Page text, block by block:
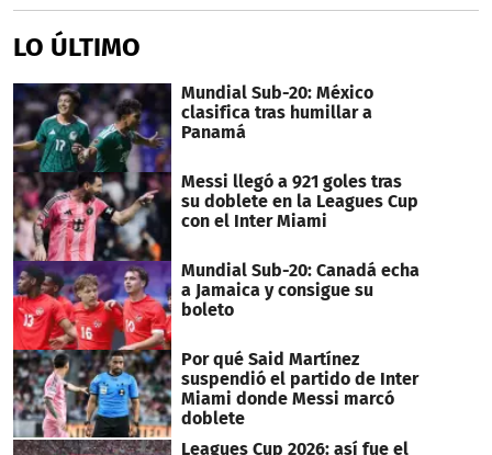
LO ÚLTIMO
Mundial Sub-20: México
clasifica tras humillar a
Panamá
Messi llegó a 921 goles tras
su doblete en la Leagues Cup
con el Inter Miami
Mundial Sub-20: Canadá echa
a Jamaica y consigue su
boleto
Por qué Said Martínez
suspendió el partido de Inter
Miami donde Messi marcó
doblete
Leagues Cup 2026: así fue el